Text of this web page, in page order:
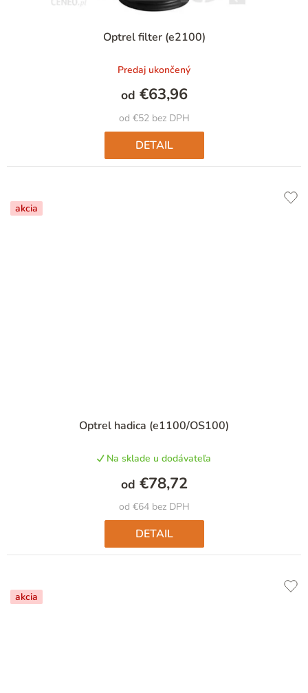
Optrel filter (e2100)
Predaj ukončený
od €52 bez DPH
od €63,96
DETAIL
akcia
Optrel hadica (e1100/OS100)
Na sklade u dodávateľa
od €64 bez DPH
od €78,72
DETAIL
akcia